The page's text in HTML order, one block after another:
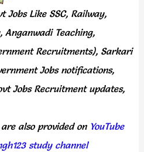
Jobs Like SSC, Railway,
Anganwadi Teaching,
Recruitments), Sarkari
Jobs notifications,
Jobs Recruitment updates,
are also provided onYouTube
study channel